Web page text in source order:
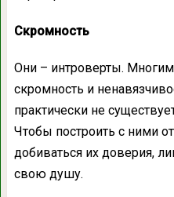
Скромность
Они – интроверты.
скромность и
практически не
Чтобы построить с ними
добиваться их доверия,
свою душу.